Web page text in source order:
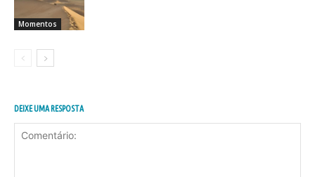
Momentos
DEIXE UMA RESPOSTA